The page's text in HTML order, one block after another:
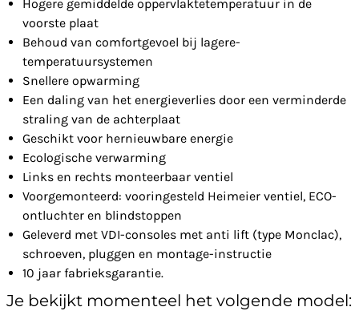
Hogere gemiddelde oppervlaktetemperatuur in de
voorste plaat
Behoud van comfortgevoel bij lagere-
temperatuursystemen
Snellere opwarming
Een daling van het energieverlies door een verminderde
straling van de achterplaat
Geschikt voor hernieuwbare energie
Ecologische verwarming
Links en rechts monteerbaar ventiel
Voorgemonteerd: vooringesteld Heimeier ventiel, ECO-
ontluchter en blindstoppen
Geleverd met VDI-consoles met anti lift (type Monclac),
schroeven, pluggen en montage-instructie
10 jaar fabrieksgarantie.
Je bekijkt momenteel het volgende model: